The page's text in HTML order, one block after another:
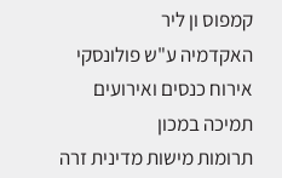
קמפוס ון ליר
האקדמיה ע"ש פולונסקי
אירוח כנסים ואירועים
תמיכה במכון
תרומות מישות מדינית זרה